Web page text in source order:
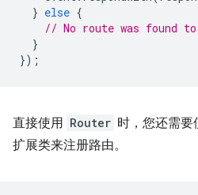
} else {
// No route was found
}
});
直接使用 Router 时，您还需要
扩展类来注册路由。